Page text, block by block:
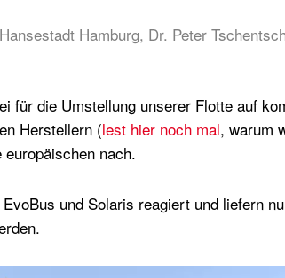
Hamburg, Dr. Peter
für die Umstellung unserer Flotte auf
Herstellern (lest hier noch mal, warum
nach.
und Solaris reagiert und liefern